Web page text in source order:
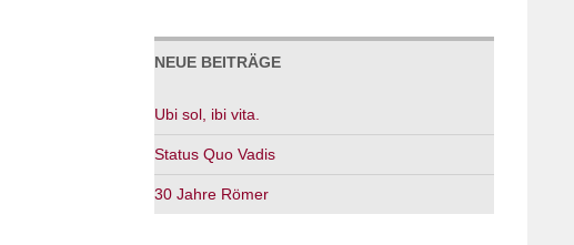
NEUE BEITRÄGE
Ubi sol, ibi vita.
Status Quo Vadis
30 Jahre Römer